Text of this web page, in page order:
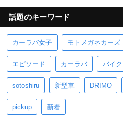
話題のキーワード
カーラバ女子 モトメガネカーズ
エピソード カーラバ バイク
sotoshiru 新型車 DRIMO
pickup 新着